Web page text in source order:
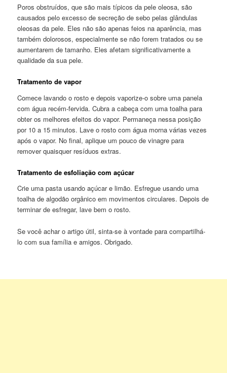
Poros obstruídos, que são mais típicos da pele oleosa, são
causados ​​pelo excesso de secreção de sebo pelas glândulas
oleosas da pele. Eles não são apenas feios na aparência, mas
também dolorosos, especialmente se não forem tratados ou se
aumentarem de tamanho. Eles afetam significativamente a
qualidade da sua pele.
Tratamento de vapor
Comece lavando o rosto e depois vaporize-o sobre uma panela
com água recém-fervida. Cubra a cabeça com uma toalha para
obter os melhores efeitos do vapor. Permaneça nessa posição
por 10 a 15 minutos. Lave o rosto com água morna várias vezes
após o vapor. No final, aplique um pouco de vinagre para
remover quaisquer resíduos extras.
Tratamento de esfoliação com açúcar
Crie uma pasta usando açúcar e limão. Esfregue usando uma
toalha de algodão orgânico em movimentos circulares. Depois de
terminar de esfregar, lave bem o rosto.
Se você achar o artigo útil, sinta-se à vontade para compartilhá-
lo com sua família e amigos. Obrigado.